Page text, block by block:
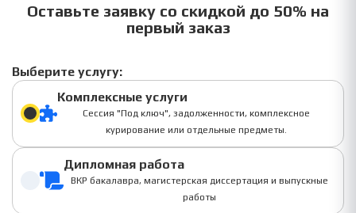
Оставьте заявку со скидкой до 50% на
первый заказ
Выберите услугу:
Комплексные услуги
Сессия "Под ключ", задолженности, комплексное
курирование или отдельные предметы.
Дипломная работа
ВКР бакалавра, магистерская диссертация и выпускные
работы